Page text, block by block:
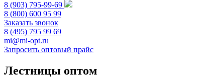
8 (903) 795-99-69
8 (800) 600 95 99
Заказать звонок
8 (495) 795 99 69
mi@mi-opt.ru
Запросить оптовый прайс
Лестницы оптом